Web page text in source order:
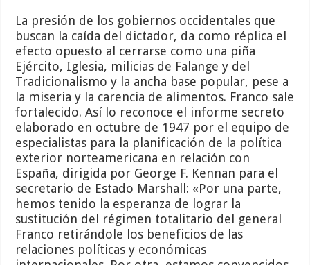
La presión de los gobiernos occidentales que
buscan la caída del dictador, da como réplica el
efecto opuesto al cerrarse como una piña
Ejército, Iglesia, milicias de Falange y del
Tradicionalismo y la ancha base popular, pese a
la miseria y la carencia de alimentos. Franco sale
fortalecido. Así lo reconoce el informe secreto
elaborado en octubre de 1947 por el equipo de
especialistas para la planificación de la política
exterior norteamericana en relación con
España, dirigida por George F. Kennan para el
secretario de Estado Marshall: «Por una parte,
hemos tenido la esperanza de lograr la
sustitución del régimen totalitario del general
Franco retirándole los beneficios de las
relaciones políticas y económicas